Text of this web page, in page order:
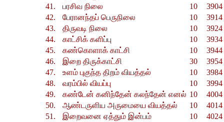
41.
பரசிவ நிலை 10
42.
பேரானந்தப் பெருநிலை 10
43.
திருவடி நிலை 10
44.
காட்சிக் களிப்பு 10
45.
கண்கொளாக் காட்சி 10
46.
இறை திருக்காட்சி 30
47.
உளம் புகுந்த திறம் வியத்தல் 10
48.
வரம்பில் வியப்பு 10
49.
கண்டேன் கனிந்தேன் கலந்தேன் எனல் 10
50.
ஆண்டருளிய அருமையை வியத்தல் 10
51.
இறைவனை ஏத்தும் இன்பம் 10